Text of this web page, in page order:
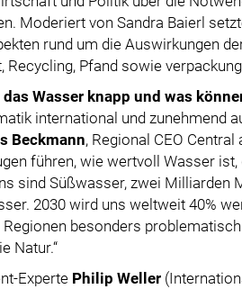
Moderiert von Sandra Baierl
rund um die Auswirkungen
Pfand sowie
Wasser knapp und was
international und zunehmend
Beckmann, Regional CEO Central
führen, wie wertvoll Wasser ist,
sind Süßwasser, zwei Milliarden
2030 wird uns weltweit 40%
besonders
Natur.“
Experte Philip Weller